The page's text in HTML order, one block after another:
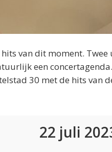
van dit moment. Twee
een
30 met de hits van
22 juli